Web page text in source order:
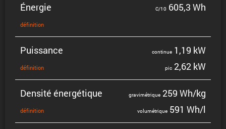
Énergie
défini­tion
C/10 605,3 Wh
Puissance
défini­tion
continue 1,19 kW
pic 2,62 kW
Densité énergé­tique
défini­tion
gravi­mé­trique 259 Wh/kg
volumé­trique 591 Wh/l